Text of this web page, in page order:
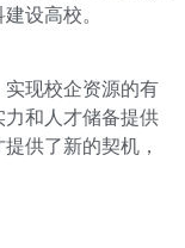
设高校。
现校企资源的有
和人才储备提供
供了新的契机，